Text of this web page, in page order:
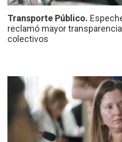
Transporte Público.
reclamó mayor
colectivos